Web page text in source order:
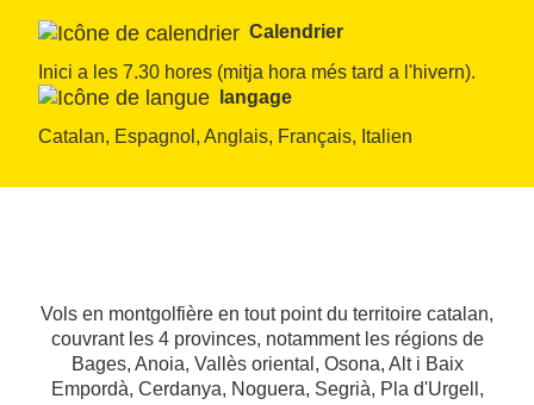
Calendrier
Inici a les 7.30 hores (mitja hora més tard a l'hivern).
langage
Catalan, Espagnol, Anglais, Français, Italien
Vols en montgolfière en tout point du territoire catalan,
couvrant les 4 provinces, notamment les régions de
Bages, Anoia, Vallès oriental, Osona, Alt i Baix
Empordà, Cerdanya, Noguera, Segrià, Pla d'Urgell,